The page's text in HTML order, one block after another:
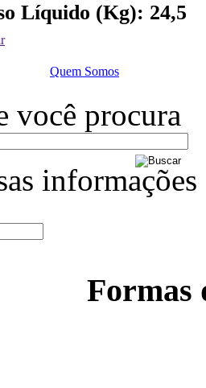
Líquido (Kg): 24,5
Quem Somos
você procura
Formas